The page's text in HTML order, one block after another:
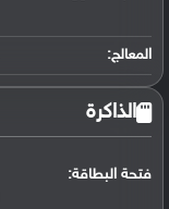
المعالج:
الذاكرة
فتحة البطاقة: